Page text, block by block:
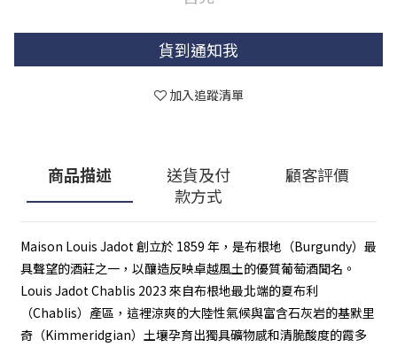
貨到通知我
加入追蹤清單
商品描述
送貨及付
款方式
顧客評價
Maison Louis Jadot 創立於 1859 年，是布根地（Burgundy）最
具聲望的酒莊之一，以釀造反映卓越風土的優質葡萄酒聞名。
Louis Jadot Chablis 2023 來自布根地最北端的夏布利
（Chablis）產區，這裡涼爽的大陸性氣候與富含石灰岩的基默里
奇（Kimmeridgian）土壤孕育出獨具礦物感和清脆酸度的霞多